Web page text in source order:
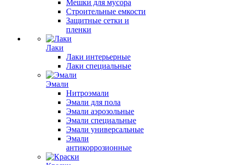
Мешки для мусора
Строительные емкости
Защитные сетки и
пленки
Лаки
Лаки интерьерные
Лаки специальные
Эмали
Нитроэмали
Эмали для пола
Эмали аэрозольные
Эмали специальные
Эмали универсальные
Эмали
антикоррозионные